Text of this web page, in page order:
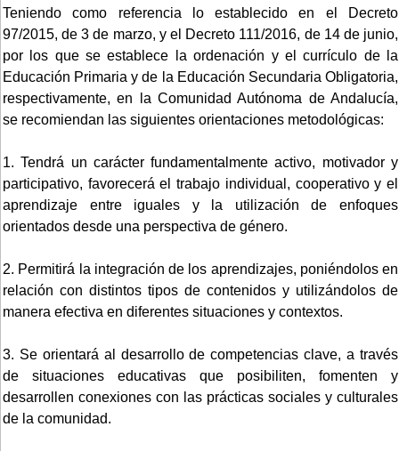
Teniendo como referencia lo establecido en el Decreto
97/2015, de 3 de marzo, y el Decreto 111/2016, de 14 de junio,
por los que se establece la ordenación y el currículo de la
Educación Primaria y de la Educación Secundaria Obligatoria,
respectivamente, en la Comunidad Autónoma de Andalucía,
se recomiendan las siguientes orientaciones metodológicas:
1. Tendrá un carácter fundamentalmente activo, motivador y
participativo, favorecerá el trabajo individual, cooperativo y el
aprendizaje entre iguales y la utilización de enfoques
orientados desde una perspectiva de género.
2. Permitirá la integración de los aprendizajes, poniéndolos en
relación con distintos tipos de contenidos y utilizándolos de
manera efectiva en diferentes situaciones y contextos.
3. Se orientará al desarrollo de competencias clave, a través
de situaciones educativas que posibiliten, fomenten y
desarrollen conexiones con las prácticas sociales y culturales
de la comunidad.